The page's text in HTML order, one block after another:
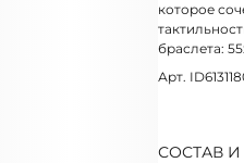
которое
браслета:
Арт.
СОСТАВ